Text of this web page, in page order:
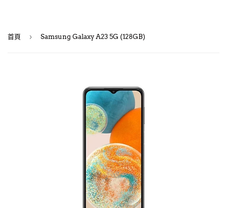
首頁 › Samsung Galaxy A23 5G (128GB)